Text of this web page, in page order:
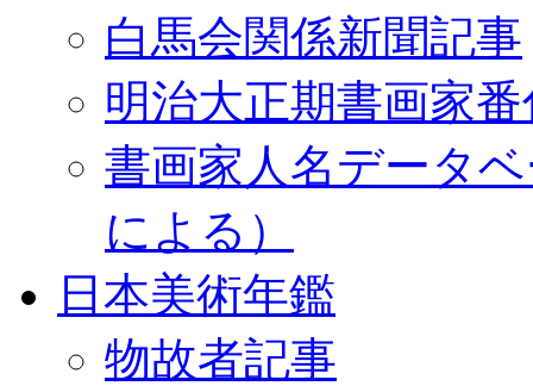
白馬会関係新聞記事
明治大正期書画家
書画家人名データ
による）
日本美術年鑑
物故者記事